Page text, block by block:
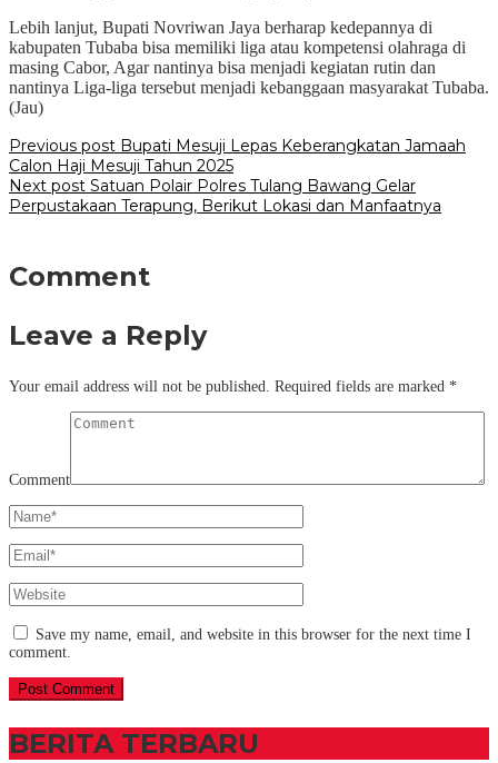
Lebih lanjut, Bupati Novriwan Jaya berharap kedepannya di
kabupaten Tubaba bisa memiliki liga atau kompetensi olahraga di
masing Cabor, Agar nantinya bisa menjadi kegiatan rutin dan
nantinya Liga-liga tersebut menjadi kebanggaan masyarakat Tubaba.
(Jau)
Post
navigation
Previous post Bupati Mesuji Lepas Keberangkatan Jamaah
Calon Haji Mesuji Tahun 2025
Next post Satuan Polair Polres Tulang Bawang Gelar
Perpustakaan Terapung, Berikut Lokasi dan Manfaatnya
Comment
Leave a Reply
Your email address will not be published. Required fields are marked *
Comment
Save my name, email, and website in this browser for the next time I
comment.
BERITA TERBARU